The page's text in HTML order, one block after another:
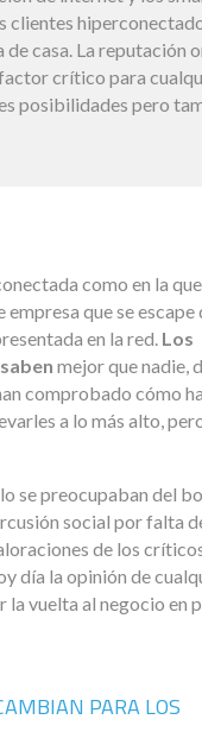
clientes
casa. La reputación
crítico para
posibilidades pero
como en la
empresa que se escape
en la red. Los
mejor que nadie,
comprobado cómo
a lo más alto,
se preocupaban del
social por falta
de los
día la opinión de
la vuelta al negocio en
PARA LOS